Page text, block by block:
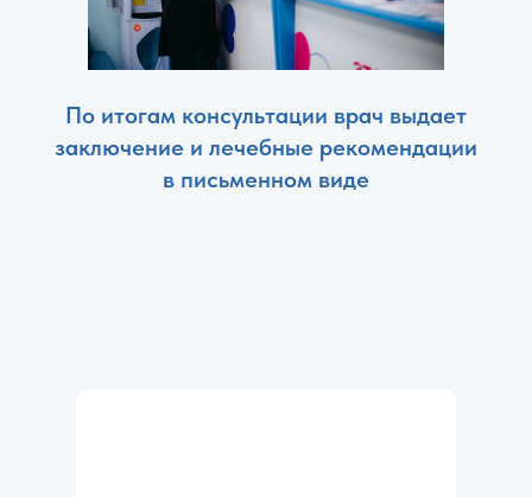
По итогам консультации врач выдает
заключение и лечебные рекомендации
в письменном виде